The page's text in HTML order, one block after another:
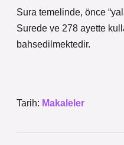
Sura temelinde, önce
Surede ve 278 ayette
bahsedilmektedir.
Tarih: Makaleler